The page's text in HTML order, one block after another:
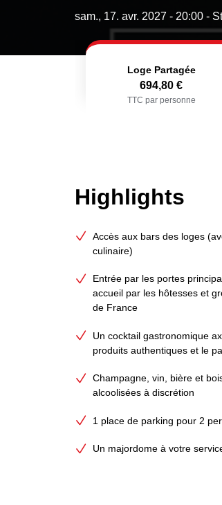
sam., 17. avr. 2027 - 20:00 -
Loge Partagée
694,80 €
TTC par personne
Highlights
Accès aux bars des loges
culinaire)
Entrée par les portes
accueil par les hôtesses et
de France
Un cocktail gastronomique
produits authentiques et le
Champagne, vin, bière et
alcoolisées à discrétion
1 place de parking pour 2
Un majordome à votre